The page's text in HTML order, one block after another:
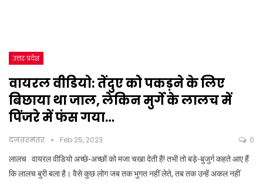
उत्तर प्रदेश
वायरल वीडियो: तेंदुए को पकड़ने के लिए
बिछाया था जाल, लेकिन मुर्गे के लालच में
पिंजरे में फंस गया…
दजंतरमंतर Feb 25, 2023 0
लालच वायरल वीडियो अच्छे-अच्छों को मजा चखा देती है! तभी तो बड़े-बुजुर्ग कहते आए हैं
कि लालच बुरी बला है। वैसे कुछ लोग जब तक भुगत नहीं लेते, तब तक उन्हें अकल नहीं